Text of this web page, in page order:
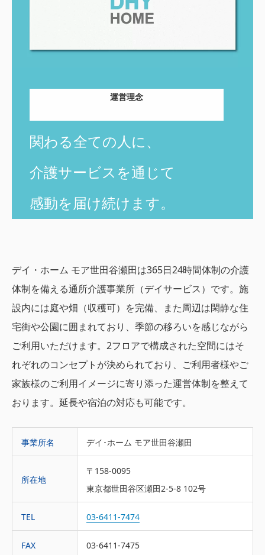
運営理念
関わる全ての人に、
介護サービスを通じて
感動を届け続けます。
デイ・ホーム モア世田谷瀬田は365日24時間体制の介護
体制を備える通所介護事業所（デイサービス）です。施
設内には庭や畑（収穫可）を完備、また周辺は閑静な住
宅街や公園に囲まれており、季節の移ろいを感じながら
ご利用いただけます。2フロアで構成された空間にはそ
れぞれのコンセプトが決められており、ご利用者様やご
家族様のご利用イメージに寄り添った運営体制を整えて
おります。延長や宿泊の対応も可能です。
事業所名 デイ･ホーム モア世田谷瀬田
所在地
〒158-0095
東京都世田谷区瀬田2-5-8 102号
TEL 03-6411-7474
FAX 03-6411-7475